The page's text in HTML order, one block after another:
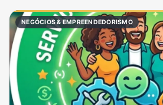
NEGÓCIOS & EMPREENDEDORISMO